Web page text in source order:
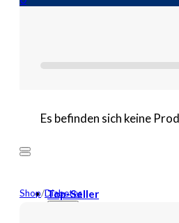
Es befinden sich keine
Top-Seller
Shop/Diabetes